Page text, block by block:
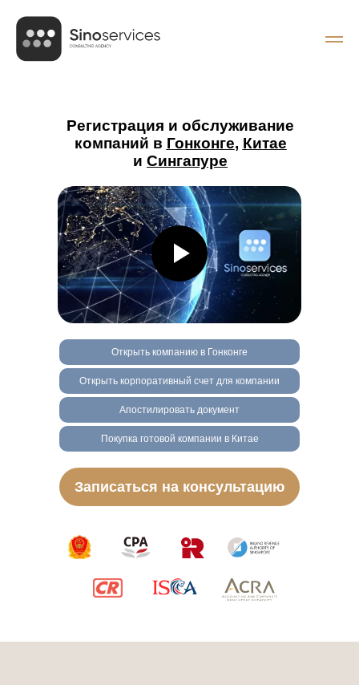
Регистрация и обслуживание
компаний в Гонконге, Китае
и Сингапуре
Записаться на консультацию
Открыть компанию в Гонконге
Открыть корпоративный счет для компании
Апостилировать документ
Покупка готовой компании в Китае